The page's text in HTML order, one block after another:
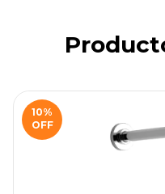
10%
OFF